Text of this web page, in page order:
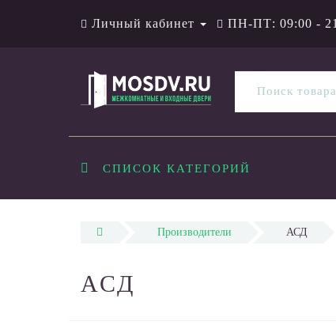
Личный кабинет ПН-ПТ: 09:00 -
СПИСОК КАТЕГОРИЙ
Производители АСД
АСД